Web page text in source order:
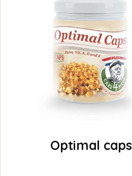
Optimal caps